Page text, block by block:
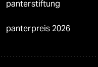
panterstiftung
panterpreis 2026